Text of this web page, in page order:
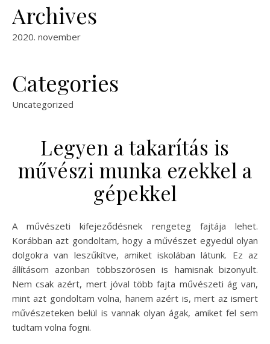
Archives
2020. november
Categories
Uncategorized
Legyen a takarítás is
művészi munka ezekkel a
gépekkel
A művészeti kifejeződésnek rengeteg fajtája lehet.
Korábban azt gondoltam, hogy a művészet egyedül olyan
dolgokra van leszűkítve, amiket iskolában látunk. Ez az
állításom azonban többszörösen is hamisnak bizonyult.
Nem csak azért, mert jóval több fajta művészeti ág van,
mint azt gondoltam volna, hanem azért is, mert az ismert
művészeteken belül is vannak olyan ágak, amiket fel sem
tudtam volna fogni.